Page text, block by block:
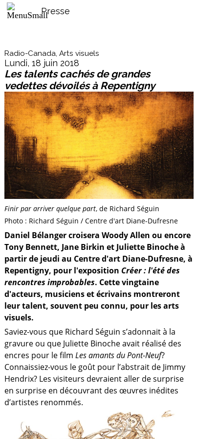
Radio-Canada, Arts visuels
Lundi, 18 juin 2018
Les talents cachés de grandes
vedettes dévoilés à Repentigny
Finir par arriver quelque part, de Richard Séguin
Photo : Richard Séguin / Centre d'art Diane-Dufresne
Daniel Bélanger croisera Woody Allen ou encore
Tony Bennett, Jane Birkin et Juliette Binoche à
partir de jeudi au Centre d'art Diane-Dufresne, à
Repentigny, pour l'exposition Créer : l'été des
rencontres improbables. Cette vingtaine
d'acteurs, musiciens et écrivains montreront
leur talent, souvent peu connu, pour les arts
visuels.
Saviez-vous que Richard Séguin s’adonnait à la
gravure ou que Juliette Binoche avait réalisé des
encres pour le film Les amants du Pont-Neuf?
Connaissiez-vous le goût pour l’abstrait de Jimmy
Hendrix? Les visiteurs devraient aller de surprise
en surprise en découvrant des œuvres inédites
d’artistes renommés.
Presse